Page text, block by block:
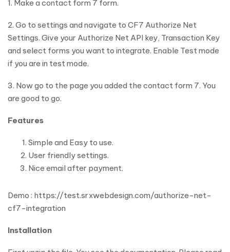
1. Make a contact form 7 form.
2. Go to settings and navigate to CF7 Authorize Net
Settings. Give your Authorize Net API key, Transaction Key
and select forms you want to integrate. Enable Test mode
if you are in test mode.
3. Now go to the page you added the contact form 7. You
are good to go.
Features
Simple and Easy to use.
User friendly settings.
Nice email after payment.
Demo : https://test.srxwebdesign.com/authorize-net-
cf7-integration
Installation